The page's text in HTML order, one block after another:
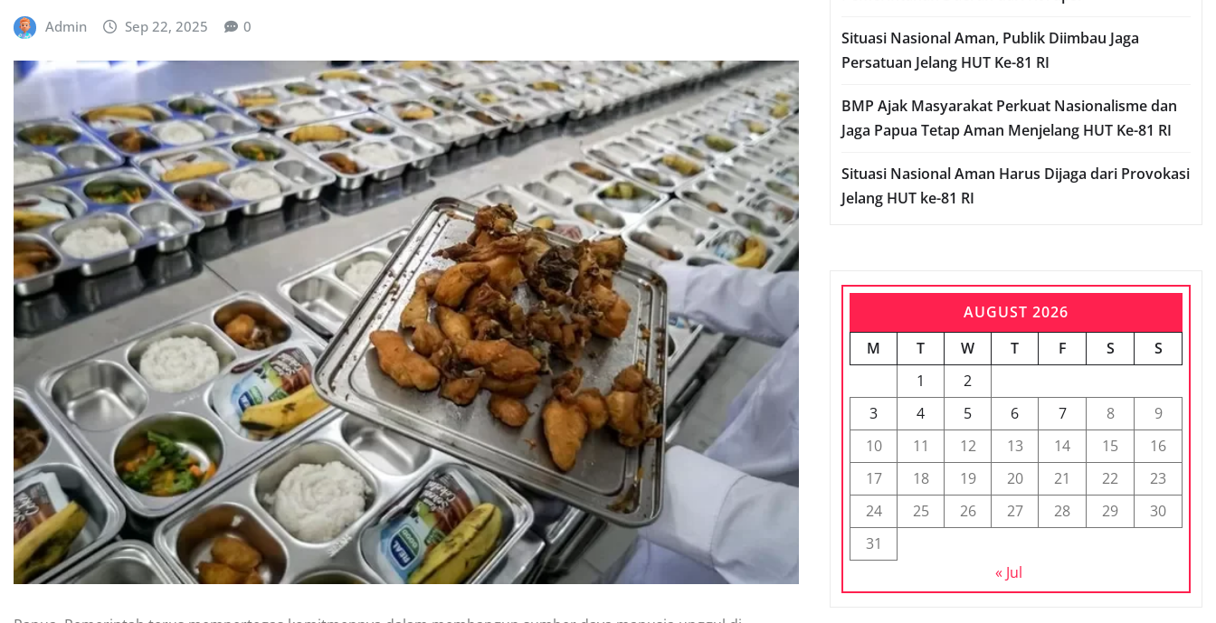
Admin Sep 22, 2025 0
Situasi Nasional Aman, Publik Diimbau Jaga
Persatuan Jelang HUT Ke-81 RI
BMP Ajak Masyarakat Perkuat Nasionalisme dan
Jaga Papua Tetap Aman Menjelang HUT Ke-81 RI
Situasi Nasional Aman Harus Dijaga dari Provokasi
Jelang HUT ke-81 RI
AUGUST 2026
M
T W T F S
S
1
2
3
4 5 6 7 8
9
10
11 12 13 14 15
16
17
18 19 20 21 22
23
24
25 26 27 28 29
30
31
« Jul